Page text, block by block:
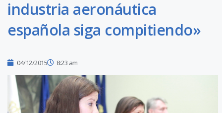
industria aeronáutica
española siga compitiendo»
04/12/2015 8:23 am